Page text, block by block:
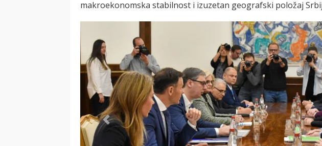
makroekonomska stabilnost i izuzetan geografski položaj
Previous